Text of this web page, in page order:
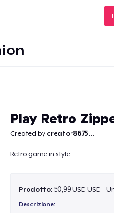
Play Retro
Created by creator8675...
Retro game in style
Prodotto: 50,99 USD USD -
Descrizione: